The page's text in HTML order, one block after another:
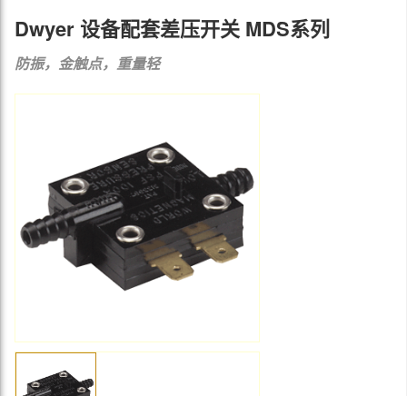
Dwyer 设备配套差压开关 MDS系列
防振，金触点，重量轻